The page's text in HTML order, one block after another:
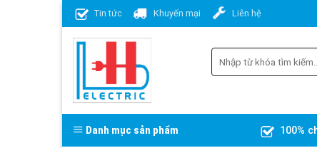
Skip
to
content
Tin tức Khuyến mại Liên hệ
Danh mục sản phẩm 100%